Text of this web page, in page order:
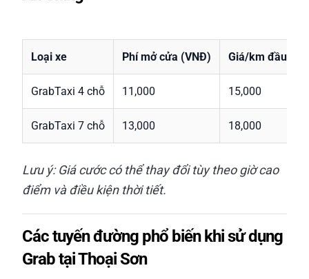
Loại xe Phí mở cửa (VNĐ) Giá/km đầu
GrabTaxi 4 chỗ 11,000 15,000
GrabTaxi 7 chỗ 13,000 18,000
Lưu ý: Giá cước có thể thay đổi tùy theo giờ cao
điểm và điều kiện thời tiết.
Các tuyến đường phổ biến khi sử dụng
Grab tại Thoại Sơn